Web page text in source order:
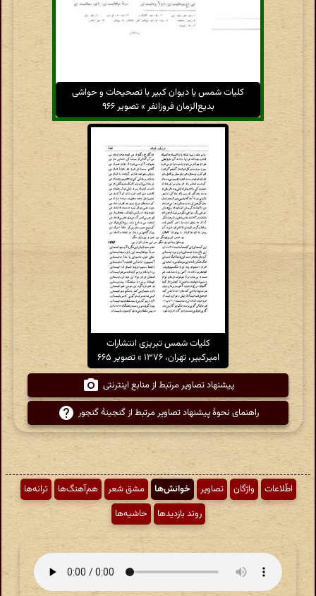
کلیات شمس یا دیوان کبیر با تصحیحات و حواشی
بدیع‌الزمان فروزانفر » تصویر ۹۶۶
کلیات شمس تبریزی انتشارات
امیرکبیر، تهران، ۱۳۷۶ » تصویر ۶۶۵
پیشنهاد تصاویر مرتبط از منابع اینترنتی
راهنمای نحوهٔ پیشنهاد تصاویر مرتبط از گنجینهٔ گنجور
اطّلاعات واژگان تصاویر خوانش‌ها مشق شعر هم‌آهنگ‌ها
ترانه‌ها
روند بازدیدها
حاشیه‌ها